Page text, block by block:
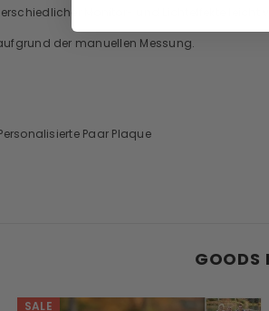
Monitor- und Lichteffekte leicht
der manuellen Messung.
Paar Plaque
GOODS
SALE